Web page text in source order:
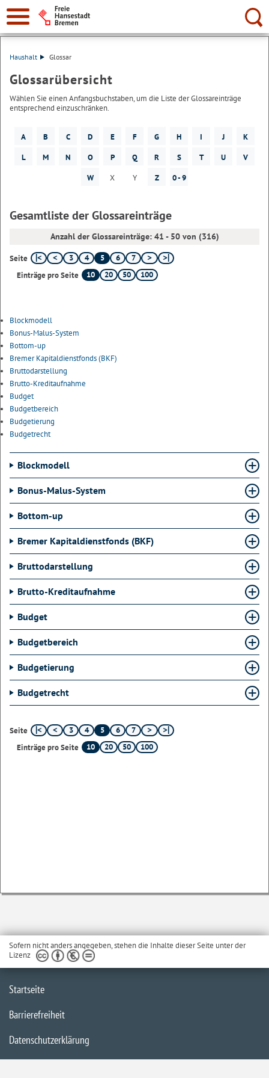
Suche:
Haushalt Glossar
Glossarübersicht
Wählen Sie einen Anfangsbuchstaben, um die Liste der Glossareinträge
entsprechend einzuschränken.
A B C D E F G H I J
K
L
M N O P Q R S T U
V
W
X Y Z 0 - 9
Gesamtliste der Glossareinträge
Anzahl der Glossareinträge: 41 - 50 von (316)
Seite 3 4 5 6
7
Einträge pro Seite
10 20 50 100
Blockmodell
Bonus-Malus-System
Bottom-up
Bremer Kapitaldienstfonds (BKF)
Bruttodarstellung
Brutto-Kreditaufnahme
Budget
Budgetbereich
Budgetierung
Budgetrecht
Blockmodell
Bonus-Malus-System
Bottom-up
Bremer Kapitaldienstfonds (BKF)
Bruttodarstellung
Brutto-Kreditaufnahme
Budget
Budgetbereich
Budgetierung
Budgetrecht
Seite 3 4 5 6
7
Einträge pro Seite
10 20 50 100
Sofern nicht anders angegeben, stehen die Inhalte dieser Seite unter der
Lizenz
Startseite
Barrierefreiheit
Datenschutzerklärung